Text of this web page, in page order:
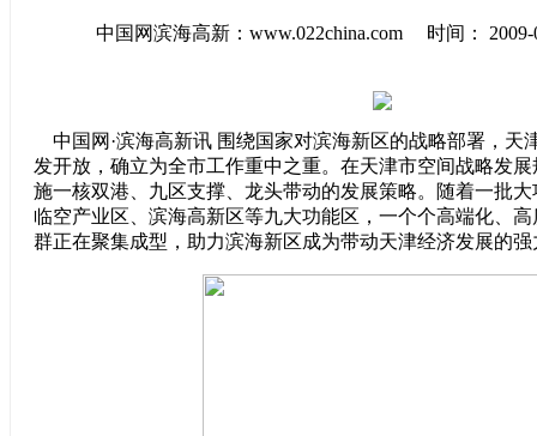
中国网滨海高新：www.022china.com 时间： 2009-
中国网·滨海高新讯 围绕国家对滨海新区的战略部署，天
发开放，确立为全市工作重中之重。在天津市空间战略发
施一核双港、九区支撑、龙头带动的发展策略。随着一批
临空产业区、滨海高新区等九大功能区，一个个高端化、
群正在聚集成型，助力滨海新区成为带动天津经济发展的强